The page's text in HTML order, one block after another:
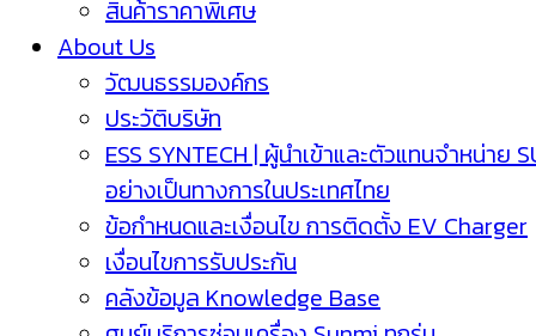
สินค้าราคาพิเศษ
About Us
วัฒนธรรมองค์กร
ประวัติบริษัท
ESS SYNTECH | ผู้นำเข้าและตัวแทนจำหน่าย
อย่างเป็นทางการในประเทศไทย
ข้อกำหนดและเงื่อนไข การติดตั้ง EV Charger
เงื่อนไขการรับประกัน
คลังข้อมูล Knowledge Base